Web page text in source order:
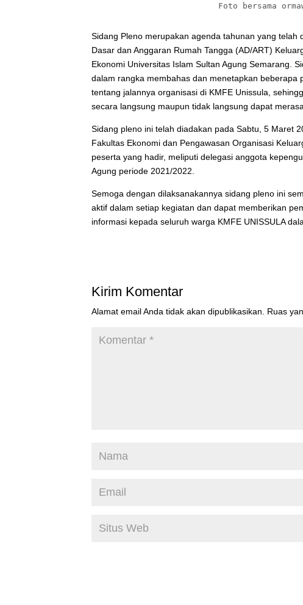
Foto bersama
Sidang Pleno merupakan agenda tahunan yang telah
Dasar dan Anggaran Rumah Tangga (AD/ART)
Ekonomi Universitas Islam Sultan Agung Semarang.
dalam rangka membahas dan menetapkan beberapa
tentang jalannya organisasi di KMFE Unissula,
secara langsung maupun tidak langsung dapat
Sidang pleno ini telah diadakan pada Sabtu, 5 Maret
Fakultas Ekonomi dan Pengawasan Organisasi
peserta yang hadir, meliputi delegasi anggota
Agung periode 2021/2022.
Semoga dengan dilaksanakannya sidang pleno ini
aktif dalam setiap kegiatan dan dapat memberikan
informasi kepada seluruh warga KMFE UNISSULA
Kirim Komentar
Alamat email Anda tidak akan dipublikasikan. Ruas